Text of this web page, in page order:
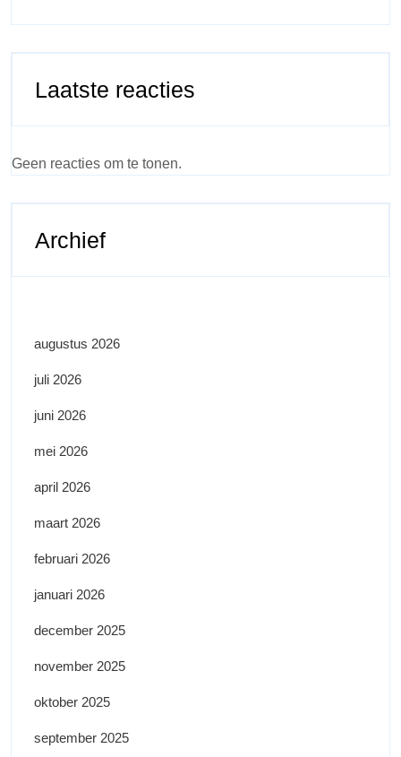
Laatste reacties
Geen reacties om te tonen.
Archief
augustus 2026
juli 2026
juni 2026
mei 2026
april 2026
maart 2026
februari 2026
januari 2026
december 2025
november 2025
oktober 2025
september 2025